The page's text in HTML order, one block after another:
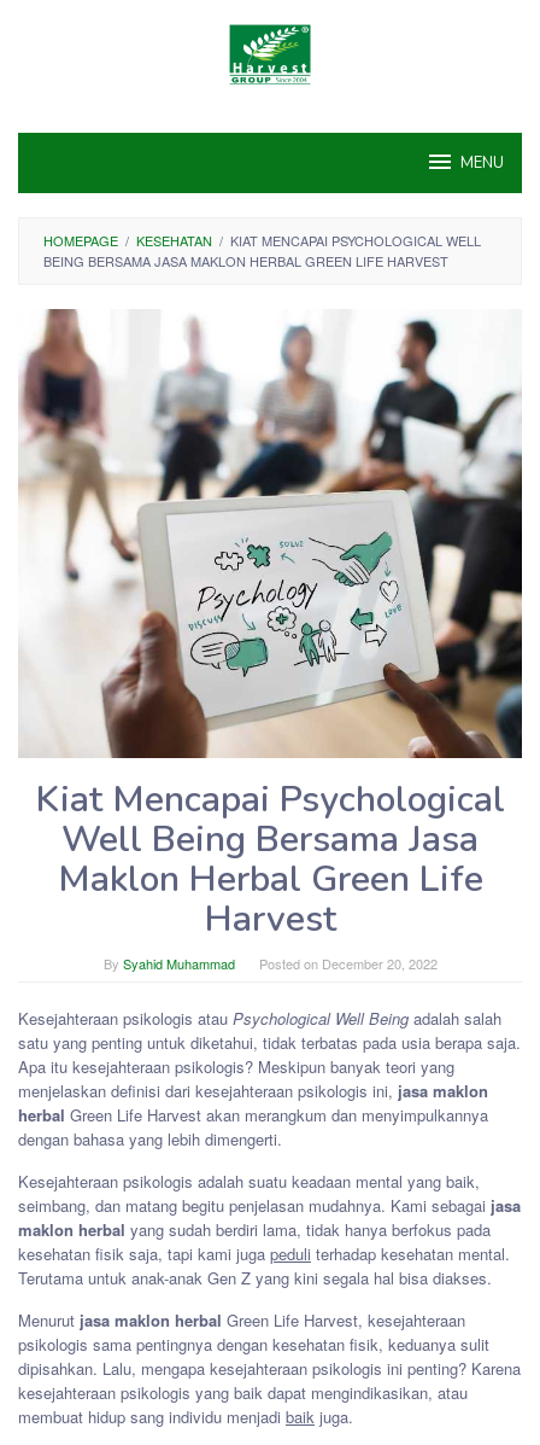
MENU
HOMEPAGE / KESEHATAN / KIAT MENCAPAI PSYCHOLOGICAL WELL
BEING BERSAMA JASA MAKLON HERBAL GREEN LIFE HARVEST
Kiat Mencapai Psychological
Well Being Bersama Jasa
Maklon Herbal Green Life
Harvest
By Syahid Muhammad Posted on December 20, 2022
Kesejahteraan psikologis atau Psychological Well Being adalah salah
satu yang penting untuk diketahui, tidak terbatas pada usia berapa saja.
Apa itu kesejahteraan psikologis? Meskipun banyak teori yang
menjelaskan definisi dari kesejahteraan psikologis ini, jasa maklon
herbal Green Life Harvest akan merangkum dan menyimpulkannya
dengan bahasa yang lebih dimengerti.
Kesejahteraan psikologis adalah suatu keadaan mental yang baik,
seimbang, dan matang begitu penjelasan mudahnya. Kami sebagai jasa
maklon herbal yang sudah berdiri lama, tidak hanya berfokus pada
kesehatan fisik saja, tapi kami juga peduli terhadap kesehatan mental.
Terutama untuk anak-anak Gen Z yang kini segala hal bisa diakses.
Menurut jasa maklon herbal Green Life Harvest, kesejahteraan
psikologis sama pentingnya dengan kesehatan fisik, keduanya sulit
dipisahkan. Lalu, mengapa kesejahteraan psikologis ini penting? Karena
kesejahteraan psikologis yang baik dapat mengindikasikan, atau
membuat hidup sang individu menjadi baik juga.